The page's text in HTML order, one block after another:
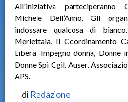
All'iniziativa parteciperanno
Michele Dell’Anno. Gli
indossare qualcosa di
Merlettaia, Il Coordinamento
Libera, Impegno donna, Donne
Donne Spi Cgil, Auser,
APS.
di Redazione